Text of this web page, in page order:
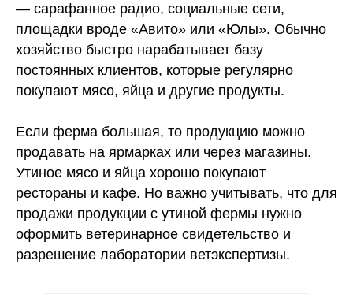
— сарафанное радио, социальные сети,
площадки вроде «Авито» или «Юлы». Обычно
хозяйство быстро нарабатывает базу
постоянных клиентов, которые регулярно
покупают мясо, яйца и другие продукты.
Если ферма большая, то продукцию можно
продавать на ярмарках или через магазины.
Утиное мясо и яйца хорошо покупают
рестораны и кафе. Но важно учитывать, что для
продажи продукции с утиной фермы нужно
оформить ветеринарное свидетельство и
разрешение лаборатории ветэкспертизы.
Бизнес-навыки с нуля Скидка 60%